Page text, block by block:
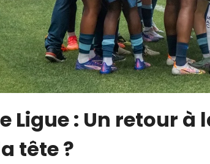
Ligue : Un retour
tête ?